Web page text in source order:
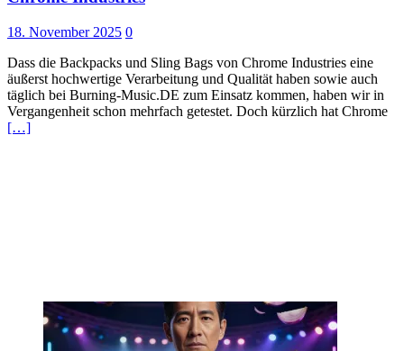
18. November 2025 0
Dass die Backpacks und Sling Bags von Chrome Industries eine
äußerst hochwertige Verarbeitung und Qualität haben sowie auch
täglich bei Burning-Music.DE zum Einsatz kommen, haben wir in
Vergangenheit schon mehrfach getestet. Doch kürzlich hat Chrome
[…]